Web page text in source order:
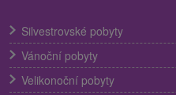
Silvestrovské pobyty
Vánoční pobyty
Velikonoční pobyty